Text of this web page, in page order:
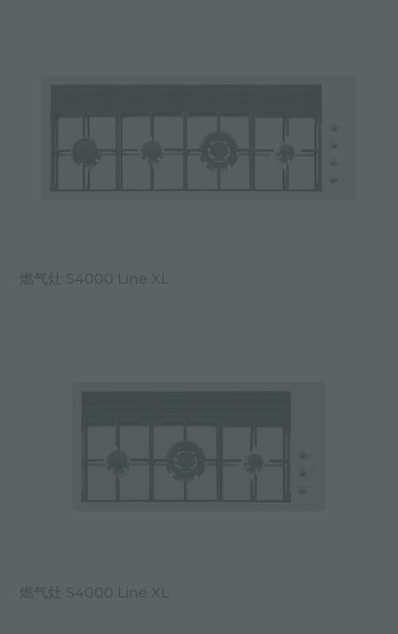
燃气灶 S4000 Line XL
燃气灶 S4000 Line XL